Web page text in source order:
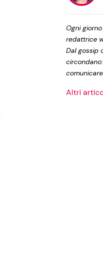
Privacy
Ogni
redattrice
Dal gossip
Altri